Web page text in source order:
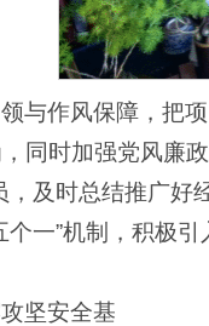
与作风保障，把
同时加强党风廉
，及时总结推广
个一”机制，积极
坚安全基